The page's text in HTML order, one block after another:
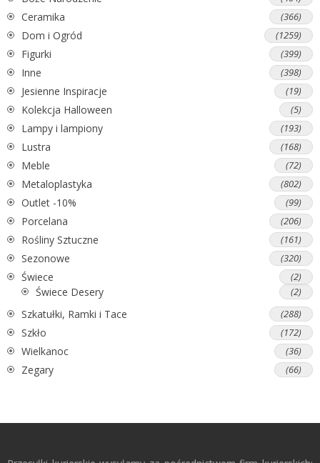
Ceramika (366)
Dom i Ogród (1259)
Figurki (399)
Inne (398)
Jesienne Inspiracje (19)
Kolekcja Halloween (5)
Lampy i lampiony (193)
Lustra (168)
Meble (72)
Metaloplastyka (802)
Outlet -10% (99)
Porcelana (206)
Rośliny Sztuczne (161)
Sezonowe (320)
Świece (2)
Świece Desery (2)
Szkatułki, Ramki i Tace (288)
Szkło (172)
Wielkanoc (36)
Zegary (66)